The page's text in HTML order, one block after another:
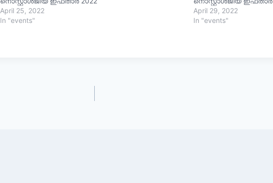
April 25, 2022
In "events"
April 29, 2022
In "events"